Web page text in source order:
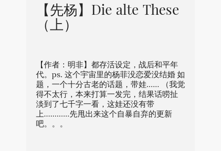
【先杨】Die alte These
（上）
【作者：明非】都存活设定，战后和平年
代。ps. 这个宇宙里的杨菲没恋爱没结婚 如
题，一个十分古老的话题，带娃…… （我觉
得不太行，本来打算一发完，结果话唠扯
淡到了七千字一看，这娃还没有带
上…………先甩出来这个自暴自弃的更新
吧。。。